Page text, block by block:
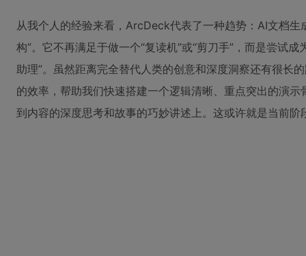
从我个人的经验来看，ArcDeck代表了一种趋势：AI文档生
构”。它不再满足于做一个“复读机”或“剪刀手”，而是尝试
助理”。虽然距离完全替代人类的创意和深度洞察还有很长
的效率，帮助我们快速搭建一个逻辑清晰、重点突出的演
到内容的深度思考和故事的巧妙讲述上。这或许就是当前